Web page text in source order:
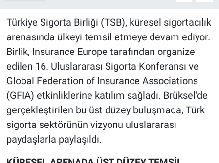
Türkiye Sigorta Birliği (TSB), küresel sigortacılık
arenasında ülkeyi temsil etmeye devam ediyor.
Birlik, Insurance Europe tarafından organize
edilen 16. Uluslararası Sigorta Konferansı ve
Global Federation of Insurance Associations
(GFIA) etkinliklerine katılım sağladı. Brüksel’de
gerçekleştirilen bu üst düzey buluşmada, Türk
sigorta sektörünün vizyonu uluslararası
paydaşlarla paylaşıldı.